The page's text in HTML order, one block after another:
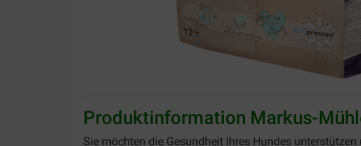
Produktinformation Markus-
Sie möchten die Gesundheit Ihres Hundes